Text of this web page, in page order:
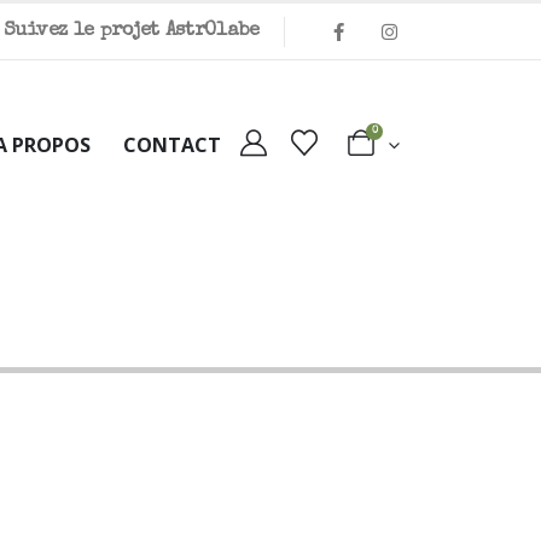
Suivez le projet AstrOlabe
PROPOS CONTACT
0